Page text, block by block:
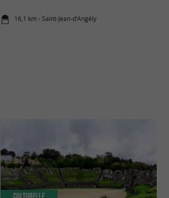
16,1 km - Saint-Jean-d'Angély
Culturelle